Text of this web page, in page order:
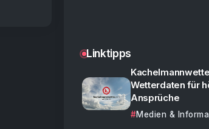
Linktipps
Wetterdaten für
Ansprüche
Medien &